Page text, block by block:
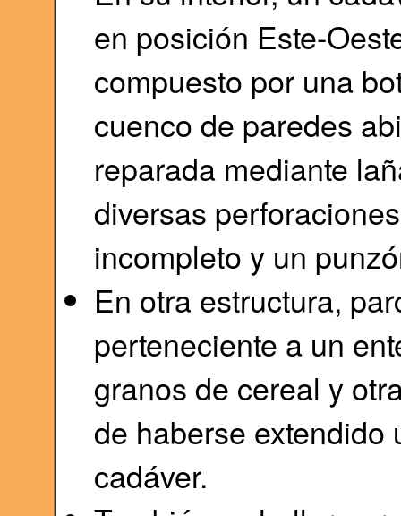
en posición Este-
compuesto por una
cuenco de paredes
reparada mediante
diversas
incompleto y un
En otra estructura,
perteneciente a un
granos de cereal y
de haberse extendido
cadáver.